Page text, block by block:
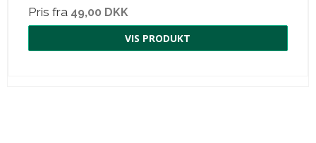
Pris fra 49,00 DKK
VIS PRODUKT